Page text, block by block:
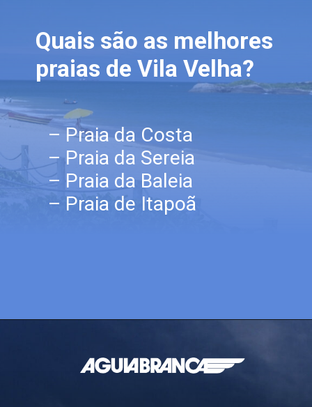
Quais são as melhores
praias de Vila Velha?
– Praia da Costa
– Praia da Sereia
– Praia da Baleia
– Praia de Itapoã